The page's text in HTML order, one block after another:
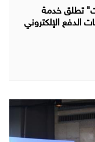
تطلق خدمة
الدفع الإلكتروني